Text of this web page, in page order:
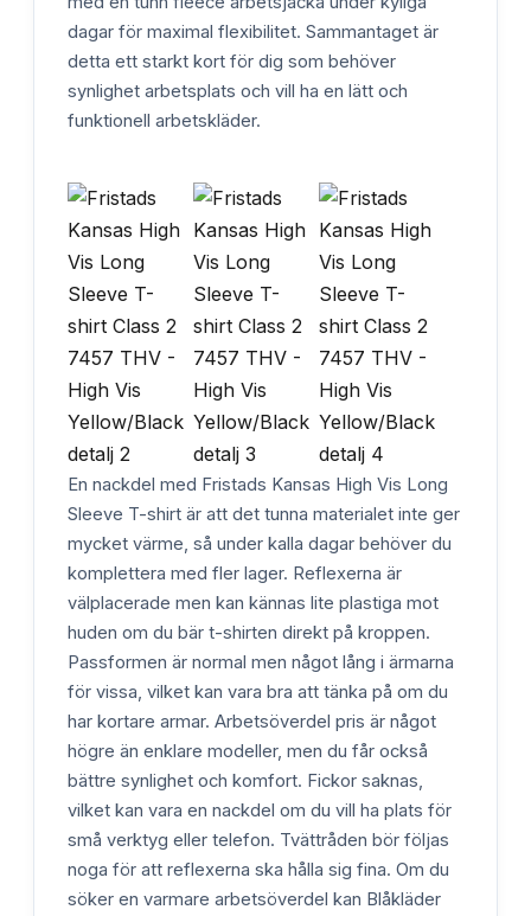
dagar för maximal flexibilitet. Sammantaget är
detta ett starkt kort för dig som behöver
synlighet arbetsplats och vill ha en lätt och
funktionell arbetskläder.
En nackdel med Fristads Kansas High Vis Long
Sleeve T-shirt är att det tunna materialet inte ger
mycket värme, så under kalla dagar behöver du
komplettera med fler lager. Reflexerna är
välplacerade men kan kännas lite plastiga mot
huden om du bär t-shirten direkt på kroppen.
Passformen är normal men något lång i ärmarna
för vissa, vilket kan vara bra att tänka på om du
har kortare armar. Arbetsöverdel pris är något
högre än enklare modeller, men du får också
bättre synlighet och komfort. Fickor saknas,
vilket kan vara en nackdel om du vill ha plats för
små verktyg eller telefon. Tvättråden bör följas
noga för att reflexerna ska hålla sig fina. Om du
söker en varmare arbetsöverdel kan Blåkläder